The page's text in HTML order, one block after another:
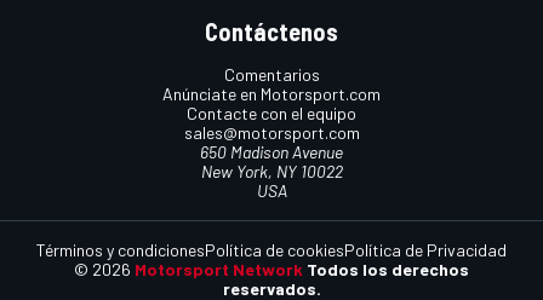
Contáctenos
Comentarios
Anúnciate en Motorsport.com
Contacte con el equipo
sales@motorsport.com
650 Madison Avenue
New York, NY 10022
USA
© 2026 Motorsport Network Todos los derechos
reservados.
Términos y condicionesPolítica de cookiesPolítica de Privacidad